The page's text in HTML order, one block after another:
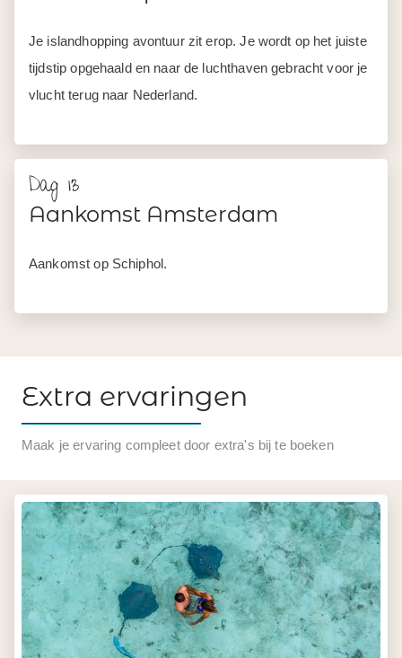
Dag 13
Aankomst Amsterdam
Aankomst op Schiphol.
Extra ervaringen